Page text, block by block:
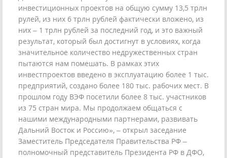
инвестиционных проектов на общую сумму 13,5 трлн
рулей, из них 6 трлн рублей фактически вложено, из
них – 1 трлн рублей за последний год, и это важный
результат, который был достигнут в условиях, когда
значительное количество недружественных стран
пытаются нам помешать. В рамках этих
инвестпроектов введено в эксплуатацию более 1 тыс.
предприятий, создано более 180 тыс. рабочих мест. В
прошлом году ВЭФ посетили более 8 тыс. участников
из 75 стран мира. Мы продолжаем общаться с
нашими международными партнерами, развивать
Дальний Восток и Россию», – открыл заседание
Заместитель Председателя Правительства РФ –
полномочный представитель Президента РФ в ДФО,